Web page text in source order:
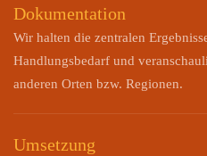
Dokumentation
Wir halten die zentralen
Handlungsbedarf und
anderen Orten bzw. Regionen.
Umsetzung